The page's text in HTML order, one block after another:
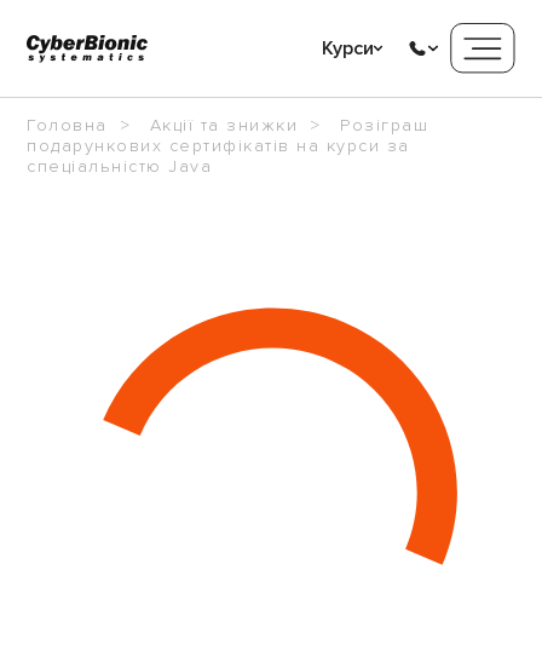
Курси
Головна Акції та знижки
Розіграш
подарункових сертифікатів на курси за
спеціальністю Java